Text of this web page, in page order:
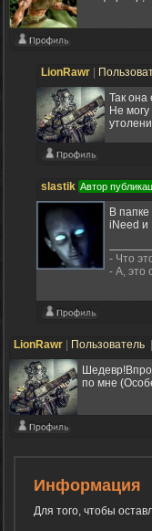
LionRawr
Так
Не
slastik Автор
В
iNeed и
- Что
- А, это
LionRawr Пользователь
по мне
Информация
Для того, чтобы